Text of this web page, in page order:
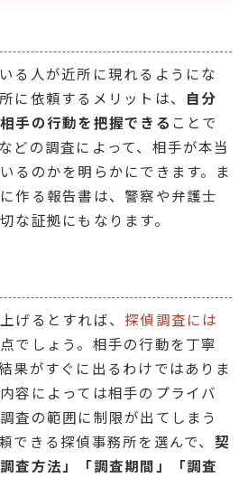
る人が近所に現れるようにな
に依頼するメリットは、 自分
手の行動を把握できる ことで
どの調査によって、相手が本当
るのかを明らかにできます。ま
作る報告書は、警察や弁護士
な証拠にもなります。
げるとすれば、 探偵調査には
点でしょう。相手の行動を丁寧
果がすぐに出るわけではありま
容によっては相手のプライバ
査の範囲に制限が出てしまう
できる探偵事務所を選んで、 契
査方法」「調査期間」「調査